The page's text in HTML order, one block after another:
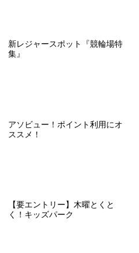
新レジャースポット『競輪場特
集』
アソビュー！ポイント利用にオ
ススメ！
【要エントリー】木曜とくと
く！キッズパーク